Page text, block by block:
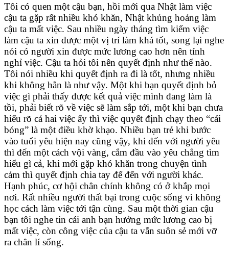
Tôi có quen một cậu bạn, hồi mới qua Nhật làm việc
cậu ta gặp rất nhiều khó khăn, Nhật khủng hoảng làm
cậu ta mất việc. Sau nhiều ngày tháng tìm kiếm việc
làm cậu ta xin được một vị trí làm khá tốt, song lại nghe
nói có người xin được mức lương cao hơn nên tính
nghỉ việc. Cậu ta hỏi tôi nên quyết định như thế nào.
Tôi nói nhiều khi quyết định ra đi là tốt, nhưng nhiều
khi không hẳn là như vậy. Một khi bạn quyết định bỏ
việc gì phải thấy được kết quả việc mình đang làm là
tồi, phải biết rõ về việc sẽ làm sắp tới, một khi bạn chưa
hiểu rõ cả hai việc ấy thì việc quyết định chạy theo “cái
bóng” là một điều khờ khạo. Nhiều bạn trẻ khi bước
vào tuổi yêu hiện nay cũng vậy, khi đến với người yêu
thì đến một cách vội vàng, cắm đầu vào yêu chẳng tìm
hiểu gì cả, khi mới gặp khó khăn trong chuyện tình
cảm thì quyết định chia tay để đến với người khác.
Hạnh phúc, cơ hội chân chính không có ở khắp mọi
nơi. Rất nhiều người thất bại trong cuộc sống vì không
học cách làm việc tới tận cùng. Sau một thời gian cậu
bạn tôi nghe tin cái anh bạn hưởng mức lương cao bị
mất việc, còn công việc của cậu ta vẫn suôn sẻ mới vỡ
ra chân lí sống.